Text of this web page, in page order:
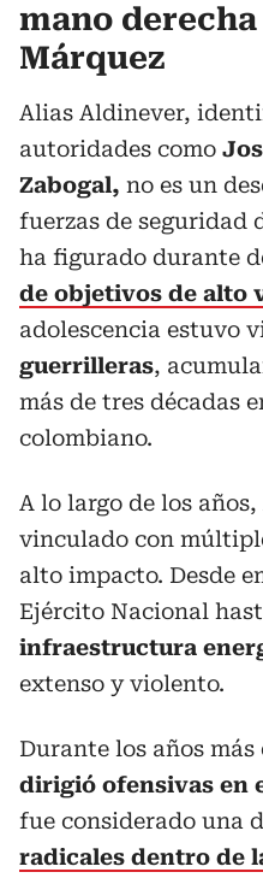
mano
Márquez
Alias Aldinever,
autoridades como
Zabogal, no es un
fuerzas de seguridad
ha figurado durante
de objetivos de alto
adolescencia estuvo
guerrilleras,
más de tres décadas
colombiano.
A lo largo de los
vinculado con
alto impacto. Desde
Ejército Nacional
infraestructura
extenso y violento.
Durante los años
dirigió ofensivas en
fue considerado una
radicales dentro de